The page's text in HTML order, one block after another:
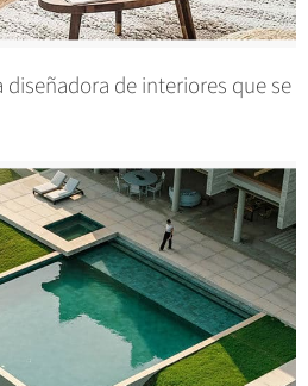
diseñadora de interiores que se